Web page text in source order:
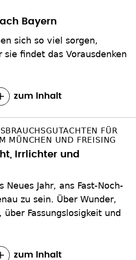
Bayern
sich so viel sorgen,
sie findet das Vorausdenken
zum Inhalt
FÜR
MÜNCHEN UND FREISING
Irrlichter und
Neues Jahr, ans Fast-Noch-
zu sein. Über Wunder,
über Fassungslosigkeit und
zum Inhalt